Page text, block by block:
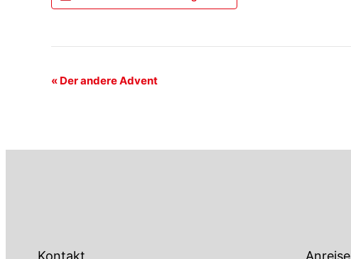
Veranstaltung-
« Der andere Advent
Kontakt Anreise